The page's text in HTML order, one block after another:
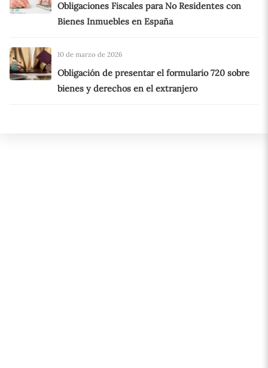
Obligaciones Fiscales para No Residentes con
Bienes Inmuebles en España
10 de marzo de 2026
Obligación de presentar el formulario 720 sobre
bienes y derechos en el extranjero